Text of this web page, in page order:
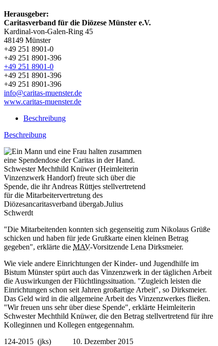
Herausgeber:
Caritasverband für die Diözese Münster e.V.
Kardinal-von-Galen-Ring 45
48149 Münster
+49 251 8901-0
+49 251 8901-396
+49 251 8901-0
+49 251 8901-396
+49 251 8901-396
info@caritas-muenster.de
www.caritas-muenster.de
Beschreibung
Beschreibung
Schwester Mechthild Knüwer (Heimleiterin
Vinzenzwerk Handorf) freute sich über die
Spende, die ihr Andreas Rüttjes stellvertretend
für die Mitarbeitervertretung des
Diözesancaritasverband übergab.Julius
Schwerdt
"Die Mitarbeitenden konnten sich gegenseitig zum Nikolaus Grüße
schicken und haben für jede Grußkarte einen kleinen Betrag
gegeben", erklärte die MAV-Vorsitzende Lena Dirksmeier.
Wie viele andere Einrichtungen der Kinder- und Jugendhilfe im
Bistum Münster spürt auch das Vinzenzwerk in der täglichen Arbeit
die Auswirkungen der Flüchtlingssituation. "Zugleich leisten die
Einrichtungen schon seit Jahren großartige Arbeit", so Dirksmeier.
Das Geld wird in die allgemeine Arbeit des Vinzenzwerkes fließen.
"Wir freuen uns sehr über diese Spende", erklärte Heimleiterin
Schwester Mechthild Knüwer, die den Betrag stellvertretend für ihre
Kolleginnen und Kollegen entgegennahm.
124-2015 (jks) 10. Dezember 2015